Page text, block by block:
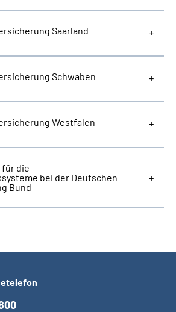
Saarland
Schwaben
Westfalen
die
bei der Deutschen
Bund